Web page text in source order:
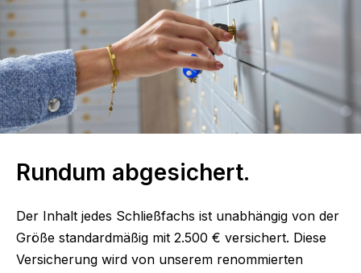
Rundum abgesichert.
Der Inhalt jedes Schließfachs ist unabhängig von der
Größe standardmäßig mit 2.500 € versichert. Diese
Versicherung wird von unserem renommierten